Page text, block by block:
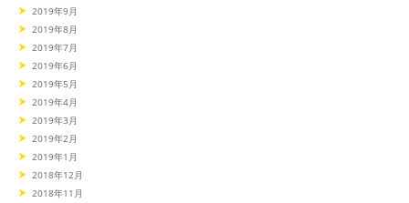
2019年9月
2019年8月
2019年7月
2019年6月
2019年5月
2019年4月
2019年3月
2019年2月
2019年1月
2018年12月
2018年11月